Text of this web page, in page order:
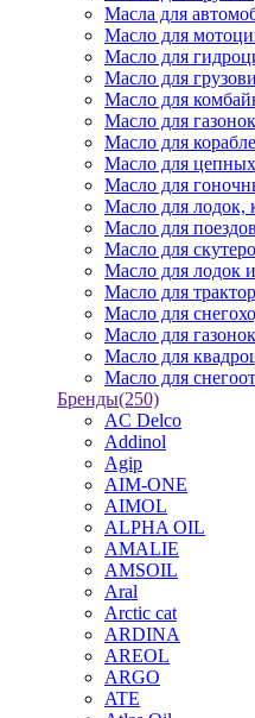
Масла для
Масло для
Масло для
Масло для
Масло для
Масло для
Масло для
Масло для
Масло для
Масло для лодок,
Масло для поездов
Масло для
Масло для лодок
Масло для
Масло для
Масло для
Масло для
Масло для
Бренды(250)
AC Delco
Addinol
Agip
AIM-ONE
AIMOL
ALPHA OIL
AMALIE
AMSOIL
Aral
Arctic cat
ARDINA
AREOL
ARGO
ATE